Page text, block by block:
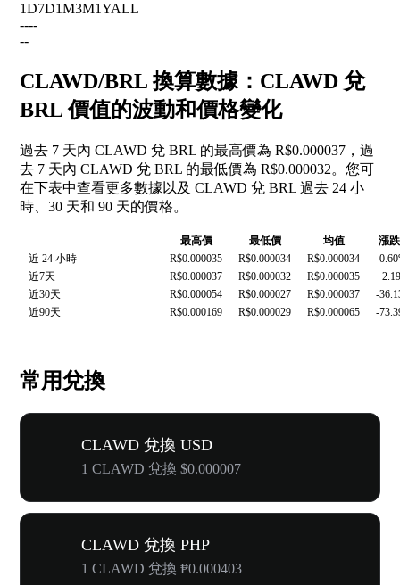
1D7D1M3M1YALL
----
--
CLAWD/BRL 換算數據：CLAWD 兌
BRL 價值的波動和價格變化
過去 7 天內 CLAWD 兌 BRL 的最高價為 R$0.000037，過
去 7 天內 CLAWD 兌 BRL 的最低價為 R$0.000032。您可
在下表中查看更多數據以及 CLAWD 兌 BRL 過去 24 小
時、30 天和 90 天的價格。
最高價 最低價 均值
漲
近 24 小時
R$0.000035 R$0.000034 R$0.000034
-
近7天
R$0.000037 R$0.000032 R$0.000035
近30天
R$0.000054 R$0.000027 R$0.000037
-
近90天
R$0.000169 R$0.000029 R$0.000065 -
常用兌換
CLAWD 兌換 USD
1 CLAWD 兌換 $0.000007
CLAWD 兌換 PHP
1 CLAWD 兌換 ₱0.000403